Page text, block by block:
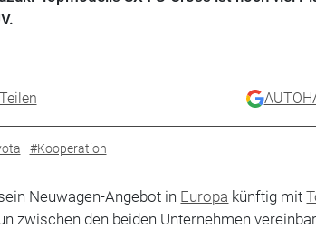
Teilen
#Kooperation
Neuwagen-Angebot in Europa künftig mit
zwischen den beiden Unternehmen